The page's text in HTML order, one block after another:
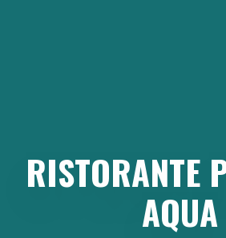
RISTORANTE
AQUA